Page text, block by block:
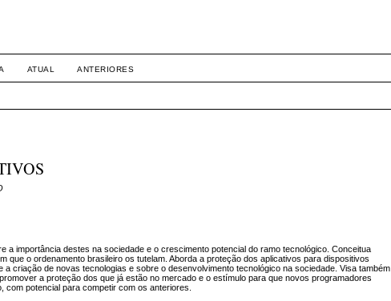
ATUAL ANTERIORES
importância destes na sociedade e o crescimento potencial do ramo tecnológico. Conceitua
que o ordenamento brasileiro os tutelam. Aborda a proteção dos aplicativos para dispositivos
criação de novas tecnologias e sobre o desenvolvimento tecnológico na sociedade. Visa também
a proteção dos que já estão no mercado e o estímulo para que novos programadores
potencial para competir com os anteriores.